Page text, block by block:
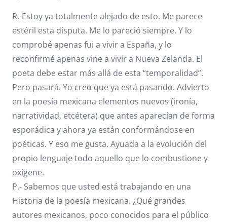
R.-Estoy ya totalmente alejado de esto. Me parece
estéril esta disputa. Me lo pareció siempre. Y lo
comprobé apenas fui a vivir a España, y lo
reconfirmé apenas vine a vivir a Nueva Zelanda. El
poeta debe estar más allá de esta “temporalidad”.
Pero pasará. Yo creo que ya está pasando. Advierto
en la poesía mexicana elementos nuevos (ironía,
narratividad, etcétera) que antes aparecían de forma
esporádica y ahora ya están conformándose en
poéticas. Y eso me gusta. Ayuada a la evolución del
propio lenguaje todo aquello que lo combustione y
oxigene.
P.- Sabemos que usted está trabajando en una
Historia de la poesía mexicana. ¿Qué grandes
autores mexicanos, poco conocidos para el público